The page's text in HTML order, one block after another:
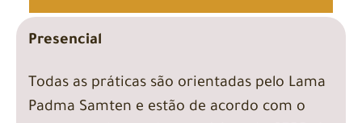
Presencial
Todas as práticas são orientadas pelo Lama
Padma Samten e estão de acordo com o